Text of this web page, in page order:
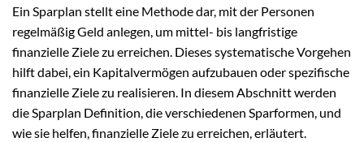
Ein Sparplan stellt eine Methode dar, mit der Personen
regelmäßig Geld anlegen, um mittel- bis langfristige
finanzielle Ziele zu erreichen. Dieses systematische Vorgehen
hilft dabei, ein Kapitalvermögen aufzubauen oder spezifische
finanzielle Ziele zu realisieren. In diesem Abschnitt werden
die Sparplan Definition, die verschiedenen Sparformen, und
wie sie helfen, finanzielle Ziele zu erreichen, erläutert.